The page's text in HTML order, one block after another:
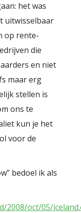
het was
uitwisselbaar
op rente-
die
en niet
maar erg
stellen is
ons te
kun je het
voor de
bedoel ik als
2008/oct/05/